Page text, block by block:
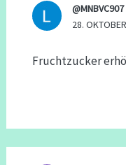
@MNBVC907
28.
Fruchtzucker